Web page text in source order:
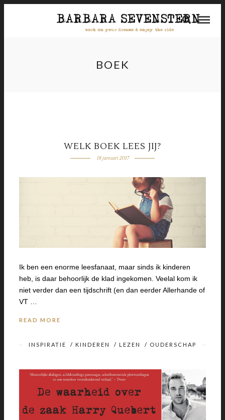
BOEK
WELK BOEK LEES JIJ?
18 januari 2017
Ik ben een enorme leesfanaat, maar sinds ik kinderen
heb, is daar behoorlijk de klad ingekomen. Veelal kom ik
niet verder dan een tijdschrift (en dan eerder Allerhande of
VT …
READ MORE
INSPIRATIE / KINDEREN / LEZEN / OUDERSCHAP